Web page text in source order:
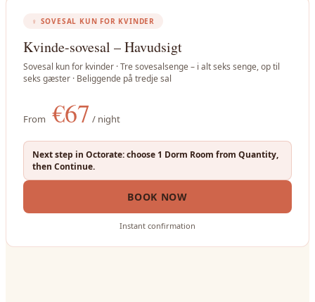
♀ SOVESAL KUN FOR KVINDER
Kvinde-sovesal – Havudsigt
Sovesal kun for kvinder · Tre sovesalsenge – i alt seks senge, op til
seks gæster · Beliggende på tredje sal
From €67 / night
Next step in Octorate: choose 1 Dorm Room from Quantity,
then Continue.
BOOK NOW
Instant confirmation